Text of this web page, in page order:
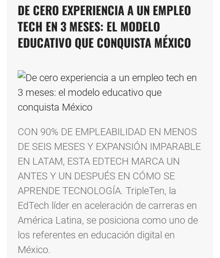
DE CERO EXPERIENCIA A UN EMPLEO
TECH EN 3 MESES: EL MODELO
EDUCATIVO QUE CONQUISTA MÉXICO
CON 90% DE EMPLEABILIDAD EN MENOS
DE SEIS MESES Y EXPANSIÓN IMPARABLE
EN LATAM, ESTA EDTECH MARCA UN
ANTES Y UN DESPUÉS EN CÓMO SE
APRENDE TECNOLOGÍA. TripleTen, la
EdTech líder en aceleración de carreras en
América Latina, se posiciona como uno de
los referentes en educación digital en
México.